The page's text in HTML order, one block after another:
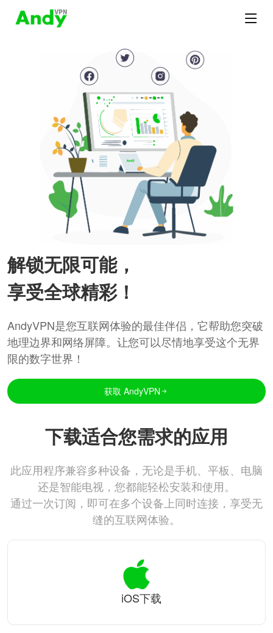
解锁无限可能，
享受全球精彩！
AndyVPN是您互联网体验的最佳伴侣，它帮助您突破
地理边界和网络屏障。让您可以尽情地享受这个无界
限的数字世界！
获取 AndyVPN
下载适合您需求的应用
此应用程序兼容多种设备，无论是手机、平板、电脑
还是智能电视，您都能轻松安装和使用。
通过一次订阅，即可在多个设备上同时连接，享受无
缝的互联网体验。
iOS下载